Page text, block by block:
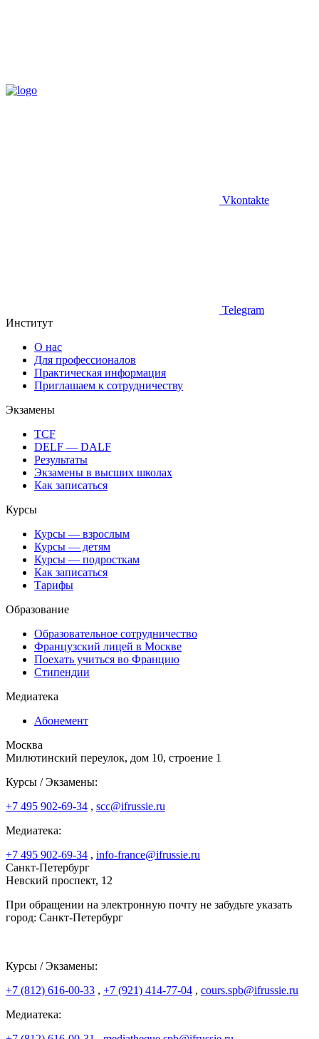
Vkontakte
Telegram
Институт
О нас
Для профессионалов
Практическая информация
Приглашаем к сотрудничеству
Экзамены
TCF
DELF — DALF
Результаты
Экзамены в высших школах
Как записаться
Курсы
Курсы — взрослым
Курсы — детям
Курсы — подросткам
Как записаться
Тарифы
Образование
Образовательное сотрудничество
Французский лицей в Москве
Поехать учиться во Францию
Стипендии
Медиатека
Абонемент
Москва
Милютинский переулок, дом 10, строение 1
Курсы / Экзамены:
+7 495 902-69-34 , scc@ifrussie.ru
Медиатека:
+7 495 902-69-34 , info-france@ifrussie.ru
Санкт-Петербург
Невский проспект, 12
При обращении на электронную почту не забудьте указать
город: Санкт-Петербург
Курсы / Экзамены:
+7 (812) 616-00-33 , +7 (921) 414-77-04 , cours.spb@ifrussie.ru
Медиатека: